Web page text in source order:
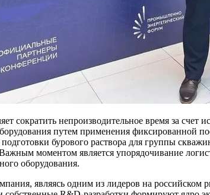
сократить непроизводительное время за
путем применения фиксированной
бурового раствора для группы
моментом является упорядочивание
оборудования.
являясь одним из лидеров на